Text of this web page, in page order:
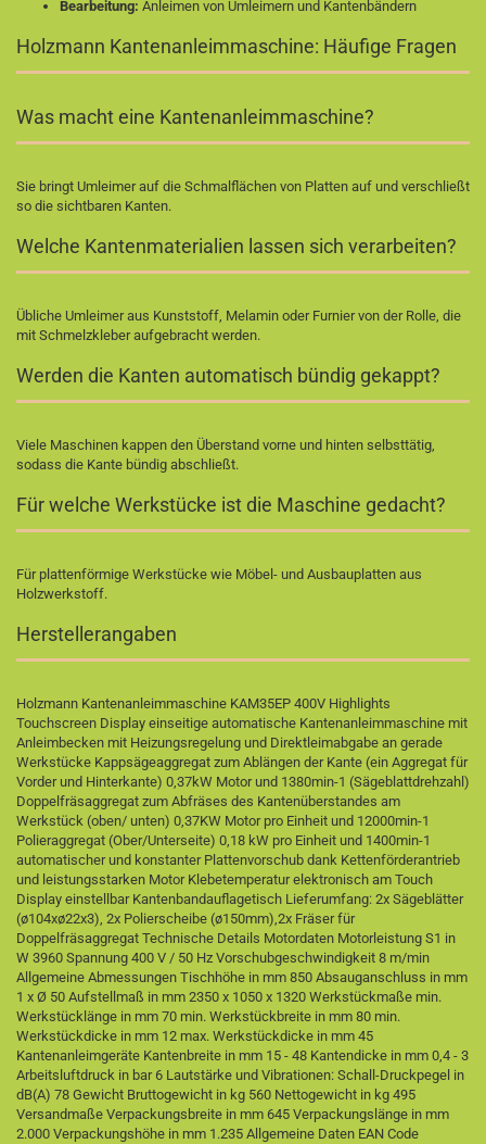
Bearbeitung: Anleimen von Umleimern und Kantenbändern
Holzmann Kantenanleimmaschine: Häufige Fragen
Was macht eine Kantenanleimmaschine?
Sie bringt Umleimer auf die Schmalflächen von Platten auf und verschließt
so die sichtbaren Kanten.
Welche Kantenmaterialien lassen sich verarbeiten?
Übliche Umleimer aus Kunststoff, Melamin oder Furnier von der Rolle, die
mit Schmelzkleber aufgebracht werden.
Werden die Kanten automatisch bündig gekappt?
Viele Maschinen kappen den Überstand vorne und hinten selbsttätig,
sodass die Kante bündig abschließt.
Für welche Werkstücke ist die Maschine gedacht?
Für plattenförmige Werkstücke wie Möbel- und Ausbauplatten aus
Holzwerkstoff.
Herstellerangaben
Holzmann Kantenanleimmaschine KAM35EP 400V Highlights
Touchscreen Display einseitige automatische Kantenanleimmaschine mit
Anleimbecken mit Heizungsregelung und Direktleimabgabe an gerade
Werkstücke Kappsägeaggregat zum Ablängen der Kante (ein Aggregat für
Vorder und Hinterkante) 0,37kW Motor und 1380min-1 (Sägeblattdrehzahl)
Doppelfräsaggregat zum Abfräses des Kantenüberstandes am
Werkstück (oben/ unten) 0,37KW Motor pro Einheit und 12000min-1
Polieraggregat (Ober/Unterseite) 0,18 kW pro Einheit und 1400min-1
automatischer und konstanter Plattenvorschub dank Kettenförderantrieb
und leistungsstarken Motor Klebetemperatur elektronisch am Touch
Display einstellbar Kantenbandauflagetisch Lieferumfang: 2x Sägeblätter
(ø104xø22x3), 2x Polierscheibe (ø150mm),2x Fräser für
Doppelfräsaggregat Technische Details Motordaten Motorleistung S1 in
W 3960 Spannung 400 V / 50 Hz Vorschubgeschwindigkeit 8 m/min
Allgemeine Abmessungen Tischhöhe in mm 850 Absauganschluss in mm
1 x Ø 50 Aufstellmaß in mm 2350 x 1050 x 1320 Werkstückmaße min.
Werkstücklänge in mm 70 min. Werkstückbreite in mm 80 min.
Werkstückdicke in mm 12 max. Werkstückdicke in mm 45
Kantenanleimgeräte Kantenbreite in mm 15 - 48 Kantendicke in mm 0,4 - 3
Arbeitsluftdruck in bar 6 Lautstärke und Vibrationen: Schall-Druckpegel in
dB(A) 78 Gewicht Bruttogewicht in kg 560 Nettogewicht in kg 495
Versandmaße Verpackungsbreite in mm 645 Verpackungslänge in mm
2.000 Verpackungshöhe in mm 1.235 Allgemeine Daten EAN Code